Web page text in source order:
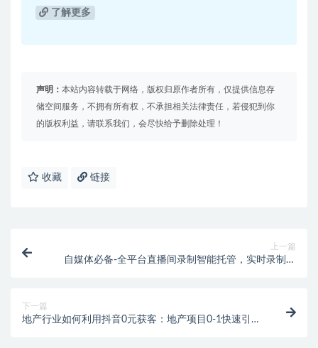
了解更多
声明： 本站内容转载于网络，版权归原作者所有，仅提供信息存
储空间服务，不拥有所有权，不承担相关法律责任，若侵犯到你
的版权利益，请联系我们，会尽快给予删除处理！
收藏 链接
上一篇
自媒体必备-全平台直播间录制智能托管，实时录制高
下一篇
地产行业如何利用抖音0元获客：地产项目0-1快速引爆